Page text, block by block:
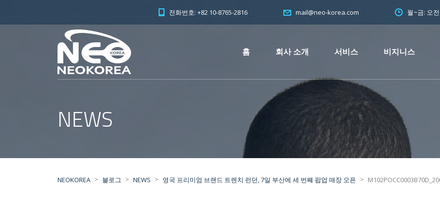
전화번호: +82 10-8765-2816 mail@neo-korea.com 월~금: 오
홈 회사 소개 서비스 비지니스
NEWS
NEOKOREA > 블로그 > NEWS > 영국 프리미엄 브랜드 트렌치 런던, 7일 부산에 세 번째 팝업 매장 오픈 >